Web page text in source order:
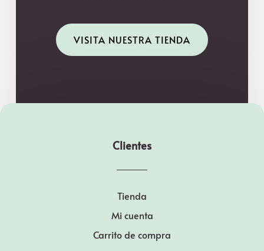
VISITA NUESTRA TIENDA
Clientes
Tienda
Mi cuenta
Carrito de compra